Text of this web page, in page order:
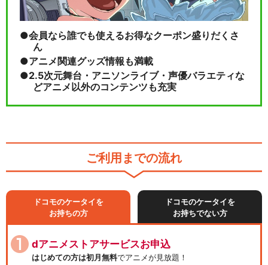
会員なら誰でも使えるお得なクーポン盛りだくさ
ん
アニメ関連グッズ情報も満載
2.5次元舞台・アニソンライブ・声優バラエティな
どアニメ以外のコンテンツも充実
ご利用までの流れ
ドコモのケータイを
お持ちの方
ドコモのケータイを
お持ちでない方
dアニメストアサービスお申込
はじめての方は初月無料でアニメが見放題！